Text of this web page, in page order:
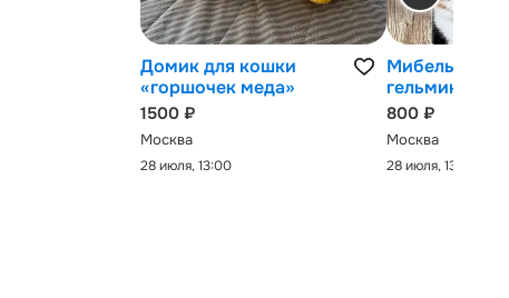
Домик для кошки
«горшочек меда»
1500 ₽
Москва
28 июля, 13:00
Мибельмакс
гельминтов
800 ₽
Москва
28 июля, 13:00